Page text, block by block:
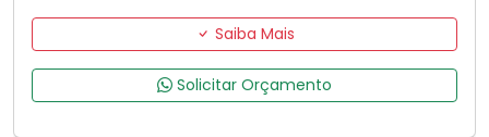
Saiba Mais
Solicitar Orçamento